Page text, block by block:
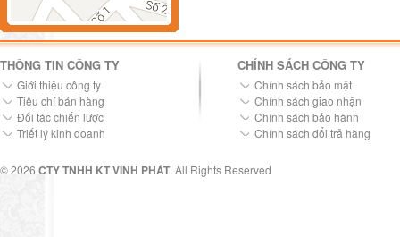
THÔNG TIN CÔNG TY
Giới thiệu công ty
Tiêu chí bán hàng
Đối tác chiến lược
Triết lý kinh doanh
CHÍNH SÁCH CÔNG TY
Chính sách bảo mật
Chính sách giao nhận
Chính sách bảo hành
Chính sách đổi trả hàng
© 2026 CTY TNHH KT VINH PHÁT. All Rights Reserved